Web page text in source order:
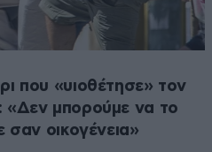
που «υιοθέτησε» τον
«Δεν μπορούμε να το
σαν οικογένεια»